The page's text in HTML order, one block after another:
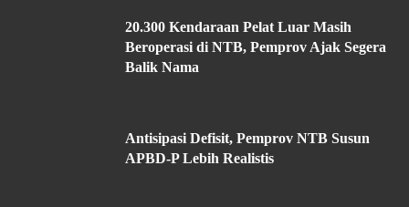
20.300 Kendaraan Pelat Luar Masih
Beroperasi di NTB, Pemprov Ajak Segera
Balik Nama
Antisipasi Defisit, Pemprov NTB Susun
APBD-P Lebih Realistis